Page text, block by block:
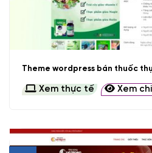
Theme wordpress bán thuốc
Xem thực tế Xem